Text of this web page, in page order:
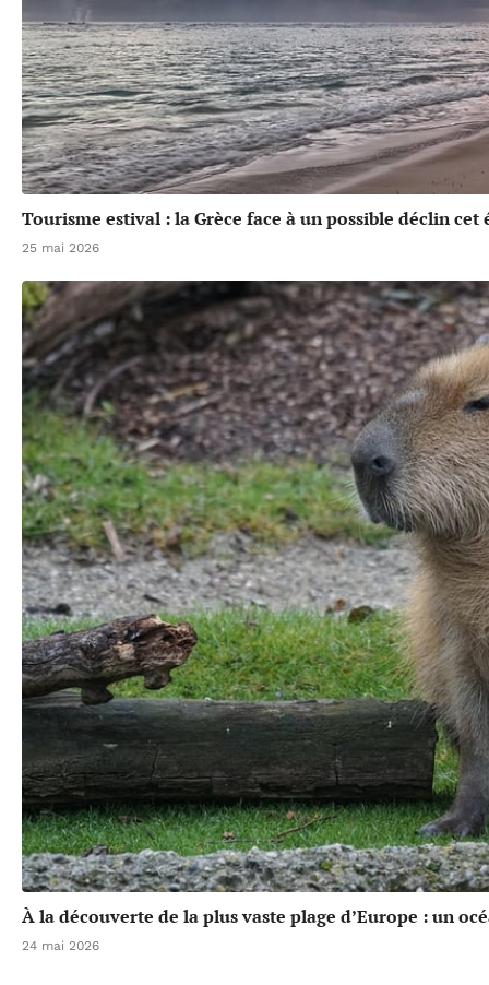
Tourisme estival : la Grèce face à un possible déclin cet
25 mai 2026
À la découverte de la plus vaste plage d’Europe : un
24 mai 2026